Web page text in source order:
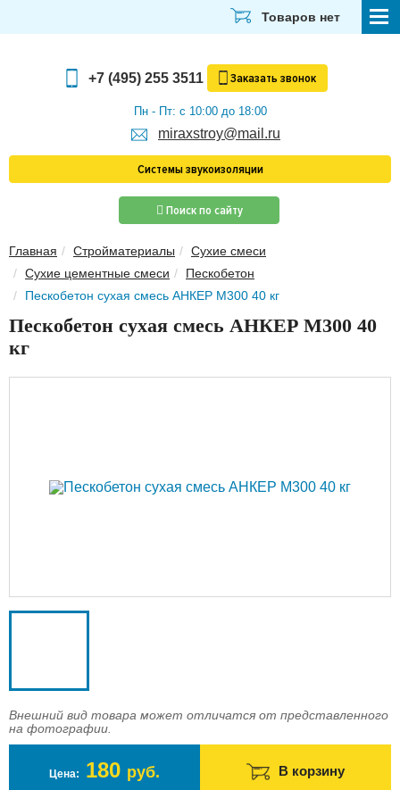
ЭЛЕКТРИКА И ОСВЕЩЕНИЕ
ЗВУКОИЗОЛЯЦИЯ
ТЕПЛОИЗОЛЯЦИЯ
Скачать прайс-лист
Товаров нет
+7 (495) 255 3511 Заказать звонок
Пн - Пт: с 10:00 до 18:00
miraxstroy@mail.ru
Системы звукоизоляции
Поиск по сайту
Главная Стройматериалы
Сухие смеси
Сухие цементные смеси
Пескобетон
Пескобетон сухая смесь АНКЕР М300 40 кг
Пескобетон сухая смесь АНКЕР М300 40
кг
Внешний вид товара может отличатся от представленного
на фотографии.
Цена: 180 руб. В корзину